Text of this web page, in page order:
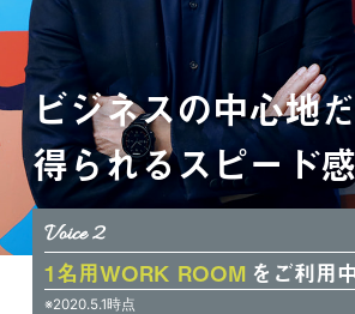
ビジネスの中心地
得られるスピード感
Voice 2
1名用WORK ROOM をご利用
※2020.5.1時点